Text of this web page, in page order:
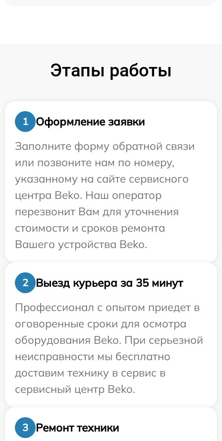
Этапы работы
1
Оформление заявки
Заполните форму обратной связи
или позвоните нам по номеру,
указанному на сайте сервисного
центра Beko. Наш оператор
перезвонит Вам для уточнения
стоимости и сроков ремонта
Вашего устройства Beko.
2
Выезд курьера за 35 минут
Профессионал с опытом приедет в
оговоренные сроки для осмотра
оборудования Beko. При серьезной
неисправности мы бесплатно
доставим технику в сервис в
сервисный центр Beko.
3 Ремонт техники